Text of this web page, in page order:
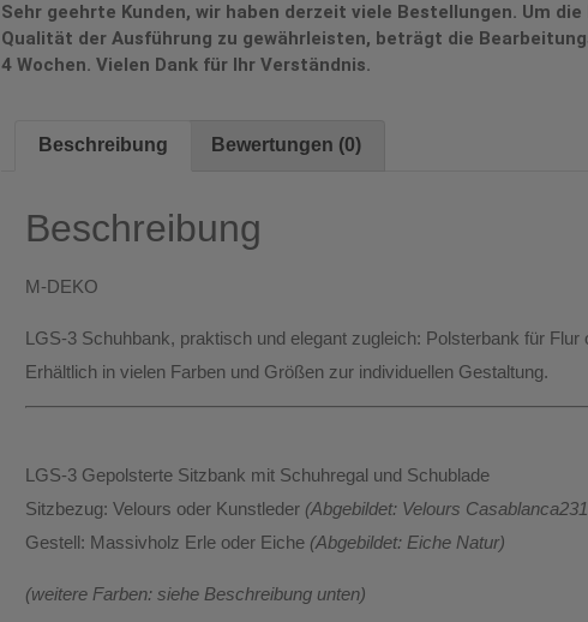
Sehr geehrte Kunden, wir haben derzeit viele Bestellungen. Um die
Qualität der Ausführung zu gewährleisten, beträgt die
4 Wochen. Vielen Dank für Ihr Verständnis.
Beschreibung Bewertungen (0)
Beschreibung
M-DEKO
LGS-3 Schuhbank, praktisch und elegant zugleich: Polsterbank für Flur
Erhältlich in vielen Farben und Größen zur individuellen Gestaltung.
LGS-3 Gepolsterte Sitzbank mit Schuhregal und Schublade
Sitzbezug:Velours oder Kunstleder (Abgebildet: Velours
Gestell: Massivholz Erle oder Eiche (Abgebildet: Eiche Natur)
(weitere Farben: siehe Beschreibung unten)